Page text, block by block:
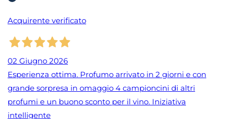
Acquirente verificato
02 Giugno 2026
Esperienza ottima. Profumo arrivato in 2 giorni e con
grande sorpresa in omaggio 4 campioncini di altri
profumi e un buono sconto per il vino. Iniziativa
intelligente